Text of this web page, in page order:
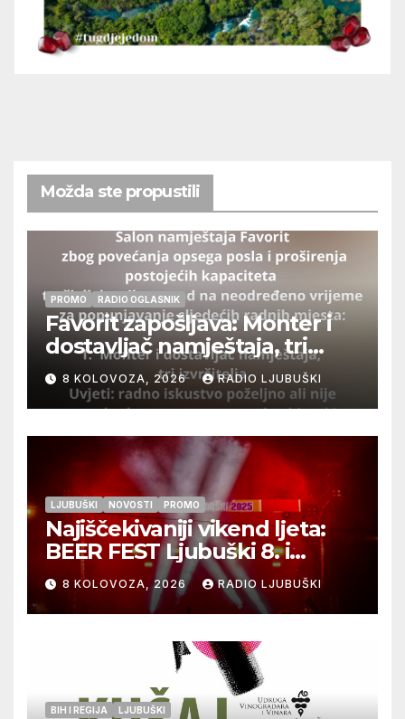
Možda ste propustili
PROMO RADIO OGLASNIK
Favorit zapošljava: Monter i
dostavljač namještaja, tri
izvršitelja
8 KOLOVOZA, 2026 RADIO LJUBUŠKI
LJUBUŠKI NOVOSTI PROMO
Najiščekivaniji vikend ljeta:
BEER FEST Ljubuški 8. i
9.kolovoza
8 KOLOVOZA, 2026 RADIO LJUBUŠKI
BIH I REGIJA LJUBUŠKI